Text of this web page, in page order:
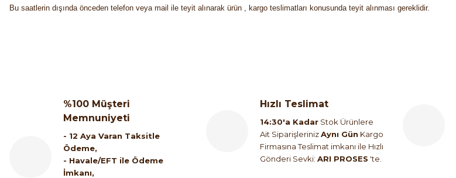
Bu saatlerin dışında önceden telefon veya mail ile teyit alınarak ürün , kargo teslimatları konusunda teyit alınması gereklidir.
%100 Müşteri
Memnuniyeti
- 12 Aya Varan Taksitle
Ödeme,
- Havale/EFT ile Ödeme
İmkanı,
Hızlı Teslimat
14:30'a Kadar Stok Ürünlere
Ait SiparişlerinizAynı Gün Kargo
Firmasına Teslimat imkanı ile Hızlı
Gönderi Sevki: ARI PROSES 'te.